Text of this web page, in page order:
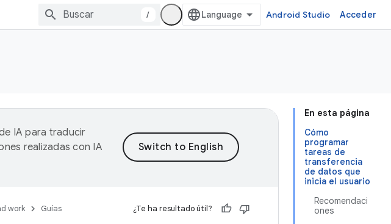
/ Android Studio Acceder
En esta página
Cómo
programar
tareas de
transferencia
de datos que
inicia el usuario
Recomendaci
ones
IA para traducir
realizadas con IA
work Guías ¿Te ha resultado útil?